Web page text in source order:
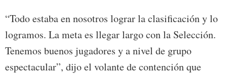
“Todo estaba en nosotros lograr la clasificación y lo
logramos. La meta es llegar largo con la Selección.
Tenemos buenos jugadores y a nivel de grupo
espectacular”, dijo el volante de contención que